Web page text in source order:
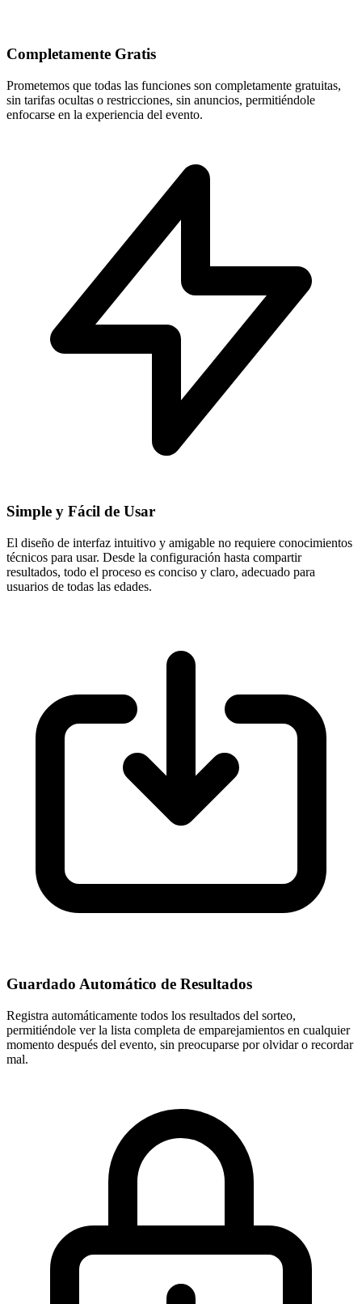
Completamente Gratis
Prometemos que todas las funciones son completamente gratuitas,
sin tarifas ocultas o restricciones, sin anuncios, permitiéndole
enfocarse en la experiencia del evento.
Simple y Fácil de Usar
El diseño de interfaz intuitivo y amigable no requiere conocimientos
técnicos para usar. Desde la configuración hasta compartir
resultados, todo el proceso es conciso y claro, adecuado para
usuarios de todas las edades.
Guardado Automático de Resultados
Registra automáticamente todos los resultados del sorteo,
permitiéndole ver la lista completa de emparejamientos en cualquier
momento después del evento, sin preocuparse por olvidar o recordar
mal.